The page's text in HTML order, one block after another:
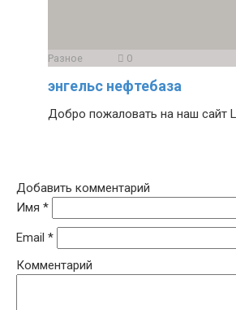
Разное 0
энгельс нефтебаза
Добро пожаловать на наш сайт
Добавить комментарий
Имя *
Email *
Комментарий